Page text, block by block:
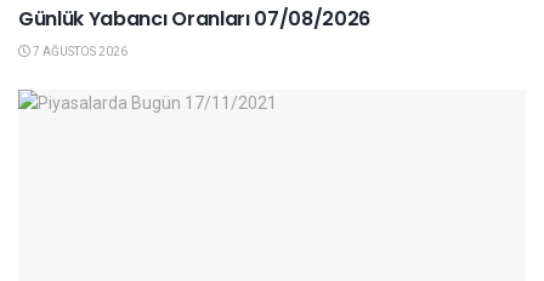
Günlük Yabancı Oranları 07/08/2026
7 AĞUSTOS 2026